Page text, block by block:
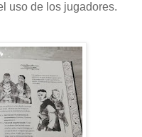
uso de los jugadores.